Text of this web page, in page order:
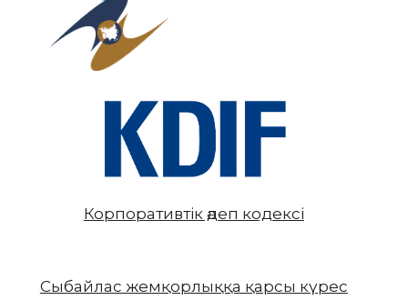
Корпоративтік әдеп кодексі
Сыбайлас жемқорлыққа қарсы күрес